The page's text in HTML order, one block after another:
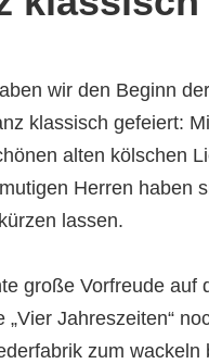
wir den Beginn
klassisch gefeiert:
alten kölschen
Herren haben
lassen.
große Vorfreude auf
Jahreszeiten“
zum wackeln